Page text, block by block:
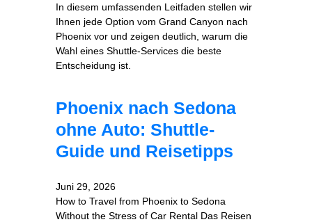
In diesem umfassenden Leitfaden stellen wir
Ihnen jede Option vom Grand Canyon nach
Phoenix vor und zeigen deutlich, warum die
Wahl eines Shuttle-Services die beste
Entscheidung ist.
Phoenix nach Sedona
ohne Auto: Shuttle-
Guide und Reisetipps
Juni 29, 2026
How to Travel from Phoenix to Sedona
Without the Stress of Car Rental Das Reisen